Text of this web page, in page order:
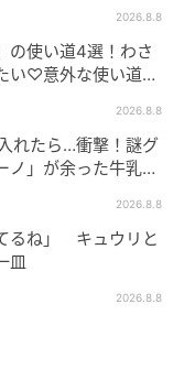
2026.8.8
の使い道4選！わさ
い♡意外な使い道を
2026.8.8
れたら…衝撃！謎グ
ノ」が余った牛乳の
2026.8.8
るね」 キュウリと
皿
2026.8.8